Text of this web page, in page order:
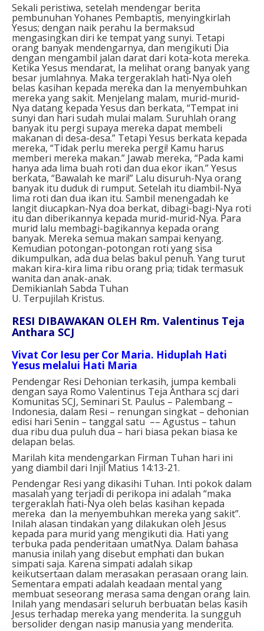
Sekali peristiwa, setelah mendengar berita
pembunuhan Yohanes Pembaptis, menyingkirlah
Yesus; dengan naik perahu Ia bermaksud
mengasingkan diri ke tempat yang sunyi. Tetapi
orang banyak mendengarnya, dan mengikuti Dia
dengan mengambil jalan darat dari kota-kota mereka.
Ketika Yesus mendarat, Ia melihat orang banyak yang
besar jumlahnya. Maka tergeraklah hati-Nya oleh
belas kasihan kepada mereka dan Ia menyembuhkan
mereka yang sakit. Menjelang malam, murid-murid-
Nya datang kepada Yesus dan berkata, “Tempat ini
sunyi dan hari sudah mulai malam. Suruhlah orang
banyak itu pergi supaya mereka dapat membeli
makanan di desa-desa.” Tetapi Yesus berkata kepada
mereka, “Tidak perlu mereka pergi! Kamu harus
memberi mereka makan.” Jawab mereka, “Pada kami
hanya ada lima buah roti dan dua ekor ikan.” Yesus
berkata, “Bawalah ke mari!” Lalu disuruh-Nya orang
banyak itu duduk di rumput. Setelah itu diambil-Nya
lima roti dan dua ikan itu. Sambil menengadah ke
langit diucapkan-Nya doa berkat, dibagi-bagi-Nya roti
itu dan diberikannya kepada murid-murid-Nya. Para
murid lalu membagi-bagikannya kepada orang
banyak. Mereka semua makan sampai kenyang.
Kemudian potongan-potongan roti yang sisa
dikumpulkan, ada dua belas bakul penuh. Yang turut
makan kira-kira lima ribu orang pria; tidak termasuk
wanita dan anak-anak.
Demikianlah Sabda Tuhan
U. Terpujilah Kristus.
RESI DIBAWAKAN OLEH Rm. Valentinus Teja
Anthara SCJ
Vivat Cor Iesu per Cor Maria. Hiduplah Hati
Yesus melalui Hati Maria
Pendengar Resi Dehonian terkasih, jumpa kembali
dengan saya Romo Valentinus Teja Anthara scj dari
Komunitas SCJ, Seminari St. Paulus – Palembang –
Indonesia, dalam Resi – renungan singkat – dehonian
edisi hari Senin – tanggal satu –– Agustus – tahun
dua ribu dua puluh dua – hari biasa pekan biasa ke
delapan belas.
Marilah kita mendengarkan Firman Tuhan hari ini
yang diambil dari Injil Matius 14:13-21.
Pendengar Resi yang dikasihi Tuhan. Inti pokok dalam
masalah yang terjadi di perikopa ini adalah “maka
tergeraklah hati-Nya oleh belas kasihan kepada
mereka dan Ia menyembuhkan mereka yang sakit”.
Inilah alasan tindakan yang dilakukan oleh Jesus
kepada para murid yang mengikuti dia. Hati yang
terbuka pada penderitaan umatNya. Dalam bahasa
manusia inilah yang disebut emphati dan bukan
simpati saja. Karena simpati adalah sikap
keikutsertaan dalam merasakan perasaan orang lain.
Sementara empati adalah keadaan mental yang
membuat seseorang merasa sama dengan orang lain.
Inilah yang mendasari seluruh berbuatan belas kasih
Jesus terhadap mereka yang menderita. Ia sungguh
bersolider dengan nasip manusia yang menderita.